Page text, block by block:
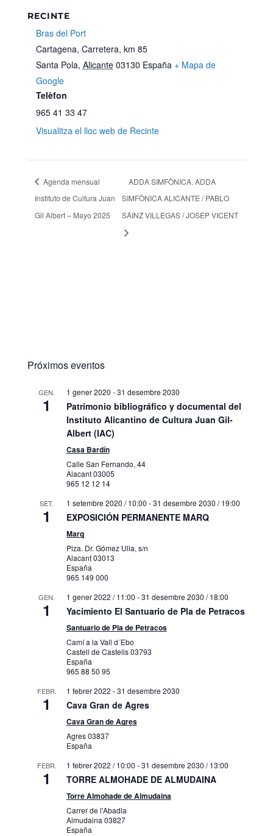
RECINTE
Bras del Port
Cartagena, Carretera, km 85
Santa Pola, Alicante 03130 España + Mapa de
Google
Telèfon
965 41 33 47
Visualitza el lloc web de Recinte
Agenda mensual
Instituto de Cultura Juan
Gil Albert – Mayo 2025
ADDA SIMFÒNICA. ADDA
SIMFÒNICA ALICANTE / PABLO
SÁINZ VILLEGAS / JOSEP VICENT
Próximos eventos
GEN.
1
1 gener 2020 -31 desembre 2030
Patrimonio bibliográfico y documental del
Instituto Alicantino de Cultura Juan Gil-
Albert (IAC)
Casa Bardín
Calle San Fernando, 44
Alacant03005
965 12 12 14
SET.
1
1 setembre 2020 / 10:00 -31 desembre 2030 / 19:00
EXPOSICIÓN PERMANENTE MARQ
Marq
Plza. Dr. Gómez Ulla, s/n
Alacant03013
España
965 149 000
GEN.
1
1 gener 2022 / 11:00 -31 desembre 2030 / 18:00
Yacimiento El Santuario de Pla de Petracos
Santuario de Pla de Petracos
Camí a la Vall d´Ebo
Castell de Castells03793
España
965 88 50 95
FEBR.
1
1 febrer 2022 -31 desembre 2030
Cava Gran de Agres
Cava Gran de Agres
Agres03837
España
FEBR.
1
1 febrer 2022 / 10:00 -31 desembre 2030 / 13:00
TORRE ALMOHADE DE ALMUDAINA
Torre Almohade de Almudaina
Carrer de l'Abadia
Almudaina 03827
España